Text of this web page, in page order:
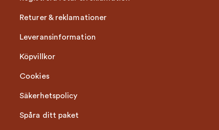
Returer & reklamationer
Leveransinformation
Köpvillkor
Cookies
Säkerhetspolicy
Spåra ditt paket